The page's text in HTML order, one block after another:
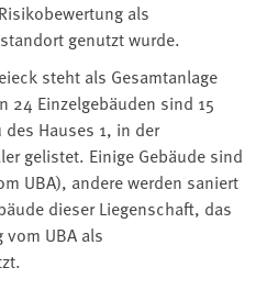
als
genutzt wurde.
steht als Gesamtanlage
24 Einzelgebäuden sind 15
Hauses 1, in der
gelistet. Einige Gebäude sind
UBA), andere werden saniert
dieser Liegenschaft, das
vom UBA als